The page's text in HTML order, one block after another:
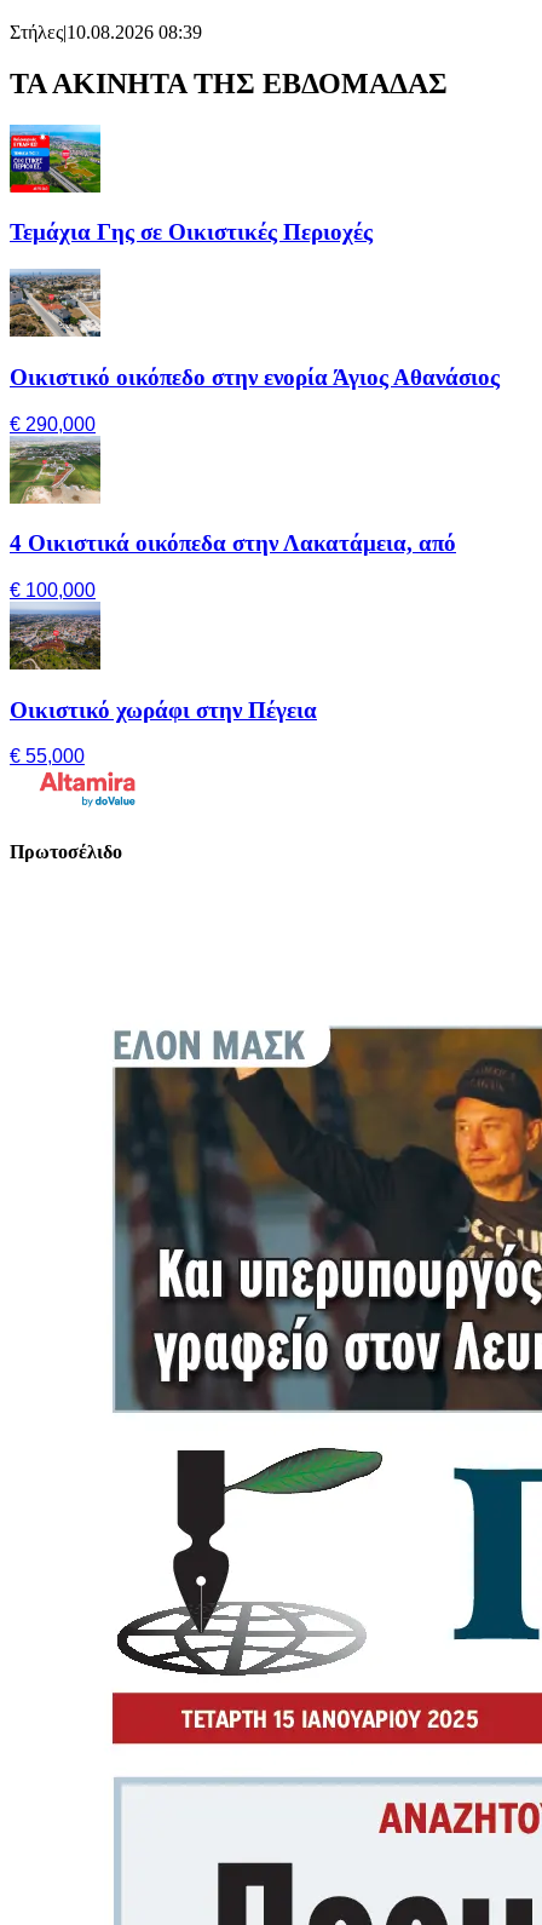
Στήλες|10.08.2026 08:39
ΤΑ ΑΚΙΝΗΤΑ ΤΗΣ ΕΒΔΟΜΑΔΑΣ
Τεμάχια Γης σε Οικιστικές Περιοχές
Οικιστικό οικόπεδο στην ενορία Άγιος Αθανάσιος
€ 290,000
4 Οικιστικά οικόπεδα στην Λακατάμεια, από
€ 100,000
Οικιστικό χωράφι στην Πέγεια
€ 55,000
Πρωτοσέλιδο